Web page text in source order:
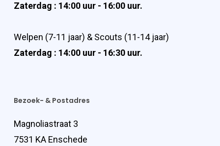
Zaterdag : 14:00 uur - 16:00 uur.
Welpen (7-11 jaar) & Scouts (11-14 jaar)
Zaterdag : 14:00 uur - 16:30 uur.
Bezoek- & Postadres
Magnoliastraat 3
7531 KA Enschede